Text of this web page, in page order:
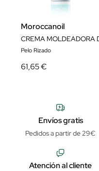
Moroccanoil
CREMA MOLDEADORA
Pelo Rizado
61,65 €
Envíos gratis
Pedidos a partir de 29€
Atención al cliente